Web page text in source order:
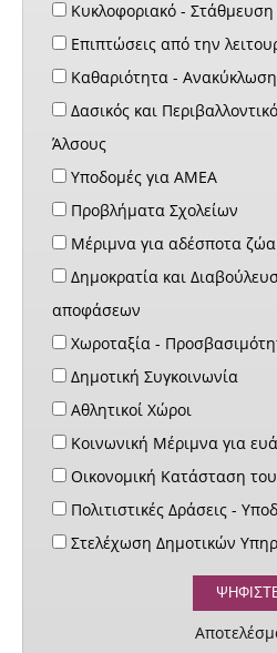
Κυκλοφοριακό - Στάθμευση
Επιπτώσεις από την
Καθαριότητα - Ανακύκλωση
Δασικός και
Άλσους
Υποδομές για ΑΜΕΑ
Προβλήματα Σχολείων
Μέριμνα για αδέσποτα
Δημοκρατία και
αποφάσεων
Χωροταξία -
Δημοτική Συγκοινωνία
Αθλητικοί Χώροι
Κοινωνική Μέριμνα για
Οικονομική Κατάσταση
Πολιτιστικές Δράσεις -
Στελέχωση Δημοτικών